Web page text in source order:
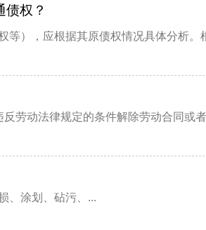
债权？
），应根据其原债权情况具体分析。
动法律规定的条件解除劳动合同或
、涂划、砧污、...